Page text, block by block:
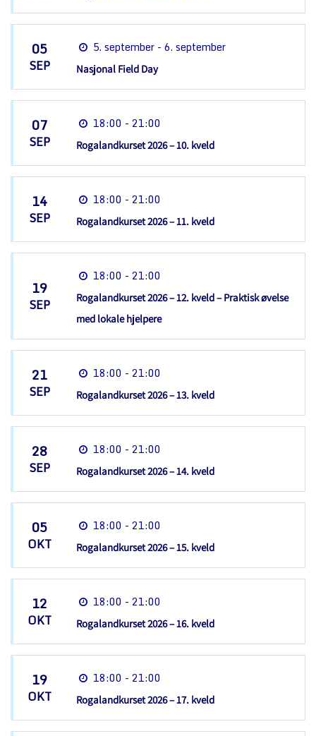
05
SEP
5. september - 6. september
Nasjonal Field Day
07
SEP
18:00 - 21:00
Rogalandkurset 2026 – 10. kveld
14
SEP
18:00 - 21:00
Rogalandkurset 2026 – 11. kveld
19
SEP
18:00 - 21:00
Rogalandkurset 2026 – 12. kveld – Praktisk øvelse
med lokale hjelpere
21
SEP
18:00 - 21:00
Rogalandkurset 2026 – 13. kveld
28
SEP
18:00 - 21:00
Rogalandkurset 2026 – 14. kveld
05
OKT
18:00 - 21:00
Rogalandkurset 2026 – 15. kveld
12
OKT
18:00 - 21:00
Rogalandkurset 2026 – 16. kveld
19
OKT
18:00 - 21:00
Rogalandkurset 2026 – 17. kveld